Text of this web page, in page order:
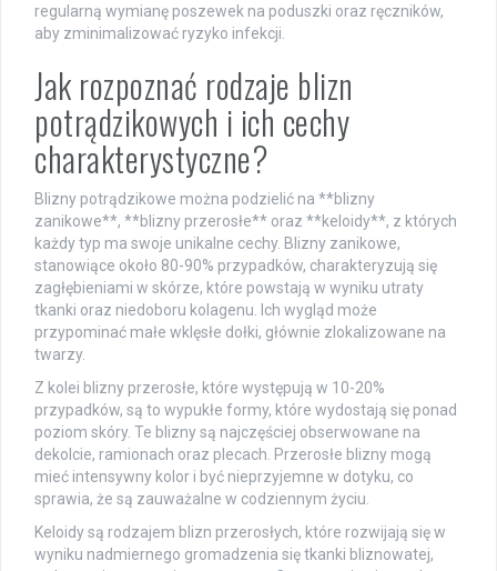
regularną wymianę poszewek na poduszki oraz ręczników,
aby zminimalizować ryzyko infekcji.
Jak rozpoznać rodzaje blizn
potrądzikowych i ich cechy
charakterystyczne?
Blizny potrądzikowe można podzielić na **blizny
zanikowe**, **blizny przerosłe** oraz **keloidy**, z których
każdy typ ma swoje unikalne cechy. Blizny zanikowe,
stanowiące około 80-90% przypadków, charakteryzują się
zagłębieniami w skórze, które powstają w wyniku utraty
tkanki oraz niedoboru kolagenu. Ich wygląd może
przypominać małe wklęsłe dołki, głównie zlokalizowane na
twarzy.
Z kolei blizny przerosłe, które występują w 10-20%
przypadków, są to wypukłe formy, które wydostają się ponad
poziom skóry. Te blizny są najczęściej obserwowane na
dekolcie, ramionach oraz plecach. Przerosłe blizny mogą
mieć intensywny kolor i być nieprzyjemne w dotyku, co
sprawia, że są zauważalne w codziennym życiu.
Keloidy są rodzajem blizn przerosłych, które rozwijają się w
wyniku nadmiernego gromadzenia się tkanki bliznowatej,